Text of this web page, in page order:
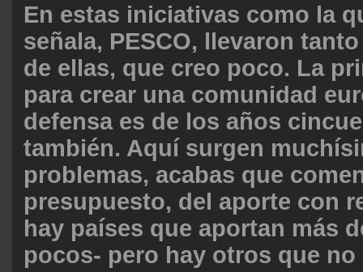
En estas iniciativas como la
señala, PESCO, llevaron
de ellas, que creo poco. La
para crear una comunidad
defensa es de los años
también. Aquí surgen
problemas, acabas que
presupuesto, del aporte con
hay países que aportan más
pocos- pero hay otros que no